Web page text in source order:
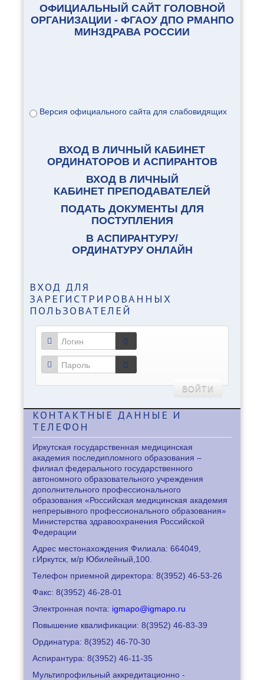
ОФИЦИАЛЬНЫЙ САЙТ ГОЛОВНОЙ
ОРГАНИЗАЦИИ - ФГАОУ ДПО РМАНПО
МИНЗДРАВА РОССИИ
Версия официального сайта для слабовидящих
ВХОД В ЛИЧНЫЙ КАБИНЕТ
ОРДИНАТОРОВ И АСПИРАНТОВ
ВХОД В ЛИЧНЫЙ
КАБИНЕТ ПРЕПОДАВАТЕЛЕЙ
ПОДАТЬ ДОКУМЕНТЫ ДЛЯ
ПОСТУПЛЕНИЯ
В АСПИРАНТУРУ/
ОРДИНАТУРУ ОНЛАЙН
ВХОД ДЛЯ
ЗАРЕГИСТРИРОВАННЫХ
ПОЛЬЗОВАТЕЛЕЙ
ВОЙТИ
КОНТАКТНЫЕ ДАННЫЕ И
ТЕЛЕФОН
Иркутская государственная медицинская
академия последипломного образования –
филиал федерального государственного
автономного образовательного учреждения
дополнительного профессионального
образования «Российская медицинская академия
непрерывного профессионального образования»
Министерства здравоохранения Российской
Федерации
Адрес местонахождения Филиала: 664049,
г.Иркутск, м/р Юбилейный,100.
Телефон приемной директора: 8(3952) 46-53-26
Факс: 8(3952) 46-28-01
Электронная почта: igmapo@igmapo.ru
Повышение квалификации: 8(3952) 46-83-39
Ординатура: 8(3952) 46-70-30
Аспирантура: 8(3952) 46-11-35
Мультипрофильный аккредитационно -